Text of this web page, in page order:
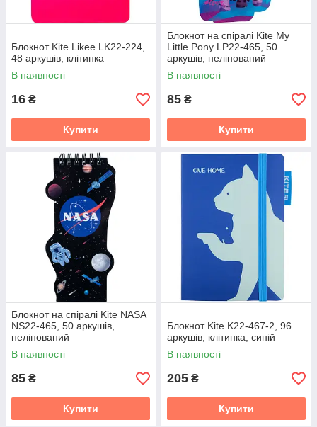
Блокнот Kite Likee LK22-224,
48 аркушів, клітинка
В наявності
16 ₴
Купити
Блокнот на спіралі Kite My
Little Pony LP22-465, 50
аркушів, нелінований
В наявності
85 ₴
Купити
Блокнот на спіралі Kite NASA
NS22-465, 50 аркушів,
нелінований
В наявності
85 ₴
Купити
Блокнот Kite K22-467-2, 96
аркушів, клітинка, синій
В наявності
205 ₴
Купити